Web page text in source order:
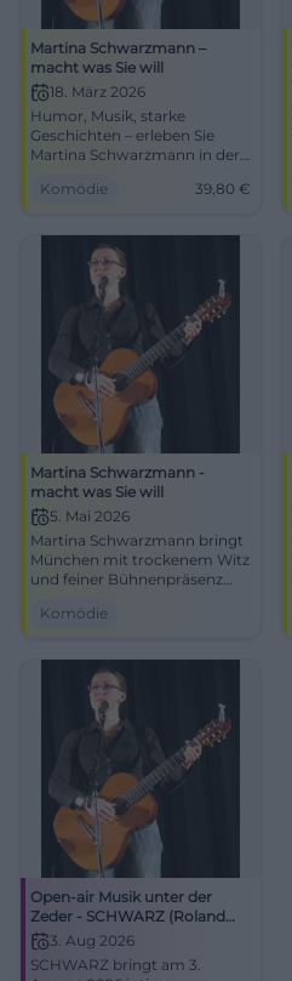
Martina Schwarzmann –
macht was Sie will
18. März 2026
Humor, Musik, starke
Geschichten – erleben Sie
Martina Schwarzmann in der
18.03.2026 um 20:00 Uhr,
Sicht, barrierefrei. Jetzt Plätze
sichern! #Kabarett
Komödie 39,80 €
Martina Schwarzmann -
macht was Sie will
5. Mai 2026
Martina Schwarzmann bringt
München mit trockenem Witz
und feiner Bühnenpräsenz
im Circus Krone-Bau.
Komödie
Open-air Musik unter der
Zeder - SCHWARZ (Roland
Meyer de Voltaire)
3. Aug 2026
SCHWARZ bringt am 3.